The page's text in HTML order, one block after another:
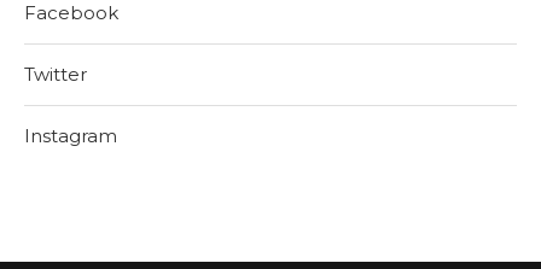
Facebook
Twitter
Instagram